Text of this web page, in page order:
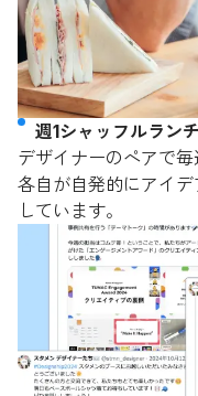
週1シャッフルランチ
デザイナーのペアで毎
各自が自発的にアイ
しています。